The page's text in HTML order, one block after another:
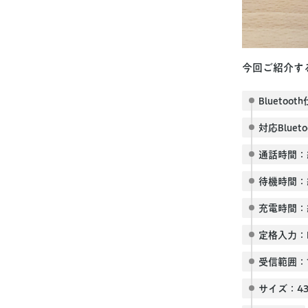
今回ご紹介す
Bluetooth
対応
通話時間
待機時間
充電時間
定格入力
受信範囲
サイズ：